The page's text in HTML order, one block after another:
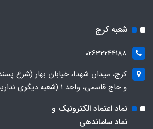
شعبه کرج
02632244188
کرج، میدان شهدا، خیابان بهار (شرع
و حاج قاسمی، واحد ۱ (شعبه دیگری نداریم)
نماد اعتماد الکترونیک و
نماد ساماندهی